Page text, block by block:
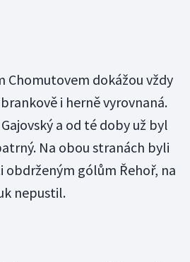
Chomutovem dokážou vždy
i herně vyrovnaná.
a od té doby už byl
Na obou stranách byli
gólům Řehoř, na
nepustil.